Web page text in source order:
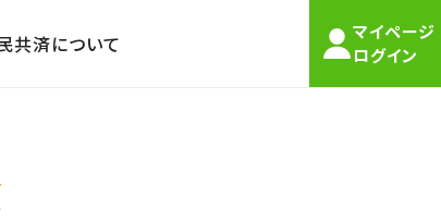
共済について
マイページ
ログイン